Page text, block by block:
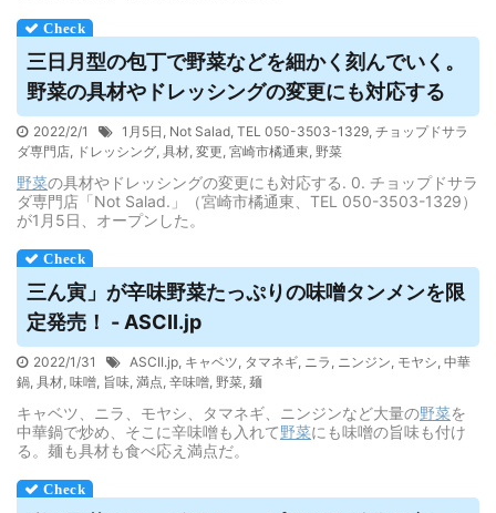
三日月型の包丁で野菜などを細かく刻んでいく。
野菜の具材やドレッシングの変更にも対応する
2022/2/1 1月5日 , Not Salad, TEL 050-3503-1329, チョップドサラ
ダ専門店, ドレッシング, 具材, 変更, 宮崎市橘通東, 野菜
野菜の具材やドレッシングの変更にも対応する. 0. チョップドサラ
ダ専門店「Not Salad.」（宮崎市橘通東、TEL 050-3503-1329）
が1月5日、オープンした。
三ん寅」が辛味野菜たっぷりの味噌タンメンを限
定発売！ - ASCII.jp
2022/1/31 ASCII.jp, キャベツ, タマネギ, ニラ , ニンジン, モヤシ, 中華
鍋, 具材, 味噌, 旨味, 満点, 辛味噌, 野菜, 麺
キャベツ、ニラ、モヤシ、タマネギ、ニンジンなど大量の野菜を
中華鍋で炒め、そこに辛味噌も入れて野菜にも味噌の旨味も付け
る。麺も具材も食べ応え満点だ。